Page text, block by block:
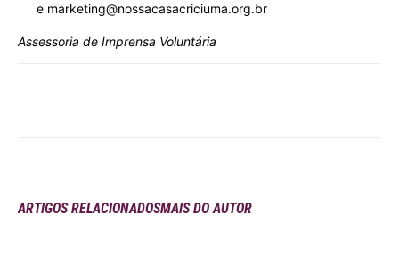
e marketing@nossacasacriciuma.org.br
Assessoria de Imprensa Voluntária
ARTIGOS RELACIONADOSMAIS DO AUTOR